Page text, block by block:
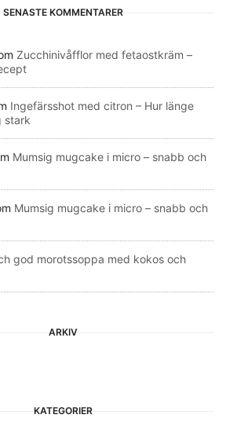
SENASTE KOMMENTARER
Zucchinivåfflor med fetaostkräm –
Ingefärsshot med citron – Hur länge
stark
Mumsig mugcake i micro – snabb och
Mumsig mugcake i micro – snabb och
god morotssoppa med kokos och
ARKIV
KATEGORIER